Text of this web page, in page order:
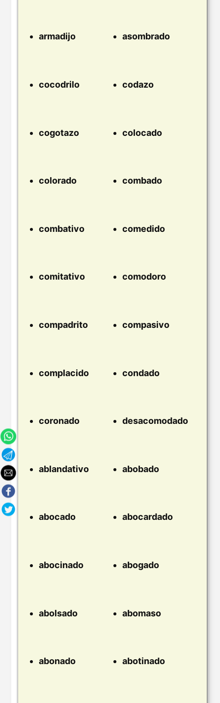
armadijo asombrado
cocodrilo codazo
cogotazo colocado
colorado combado
combativo comedido
comitativo comodoro
compadrito compasivo
complacido condado
coronado desacomodado
ablandativo abobado
abocado abocardado
abocinado abogado
abolsado abomaso
abonado abotinado